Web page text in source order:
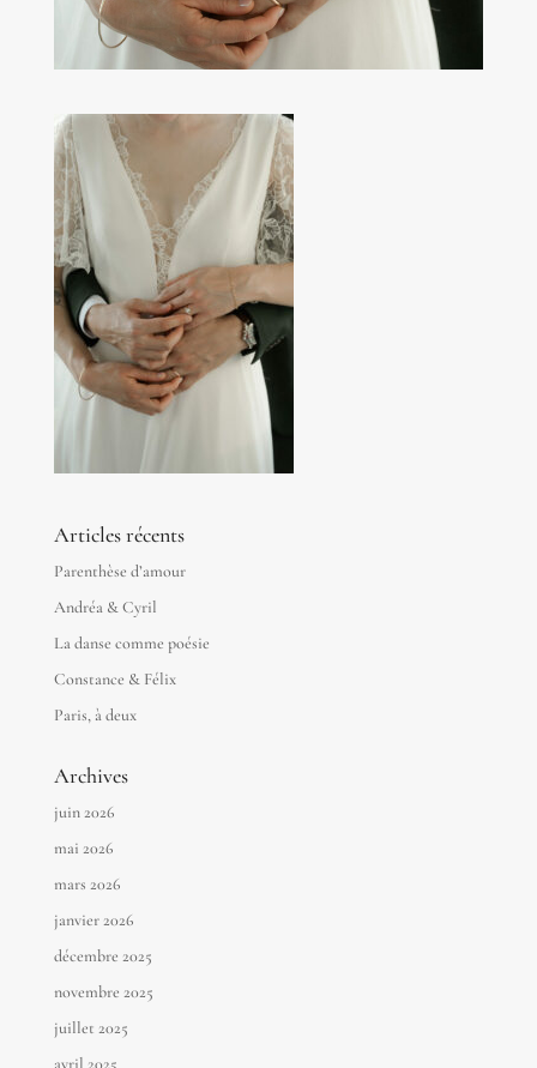
Articles récents
Parenthèse d’amour
Andréa & Cyril
La danse comme poésie
Constance & Félix
Paris, à deux
Archives
juin 2026
mai 2026
mars 2026
janvier 2026
décembre 2025
novembre 2025
juillet 2025
avril 2025